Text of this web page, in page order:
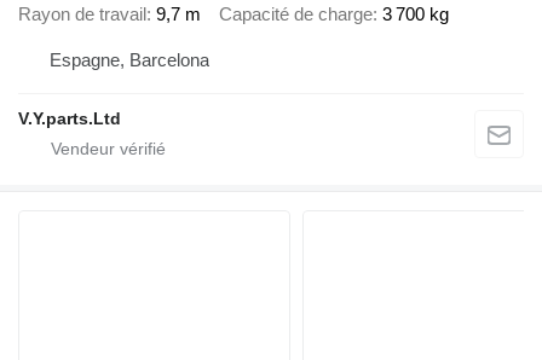
Rayon de travail 9,7 m Capacité de charge 3 700 kg
Espagne, Barcelona
V.Y.parts.Ltd